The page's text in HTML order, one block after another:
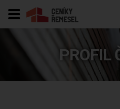
PROFIL